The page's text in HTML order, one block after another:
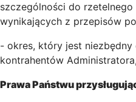
szczególności do
wynikających z przepisów
- okres, który jest niezbędny
kontrahentów Administratora,
Prawa Państwu